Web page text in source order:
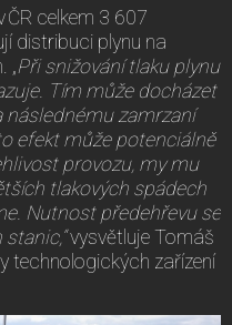
ČR celkem 3 607
distribuci plynu na
„Při snižování tlaku plynu
Tím může docházet
následnému zamrzaní
efekt může potenciálně
provozu, my mu
tlakových spádech
Nutnost předehřevu se
vysvětluje Tomáš
technologických zařízení